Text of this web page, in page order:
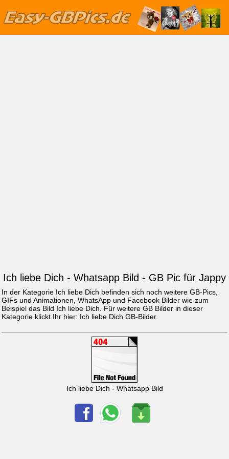
Ich liebe Dich - Whatsapp Bild - GB Pic für Jappy
In der Kategorie Ich liebe Dich befinden sich noch weitere GB-Pics,
GIFs und Animationen, WhatsApp und Facebook Bilder wie zum
Beispiel das Bild Ich liebe Dich. Für weitere GB Bilder in dieser
Kategorie klickt Ihr hier: Ich liebe Dich GB-Bilder.
Ich liebe Dich - Whatsapp Bild